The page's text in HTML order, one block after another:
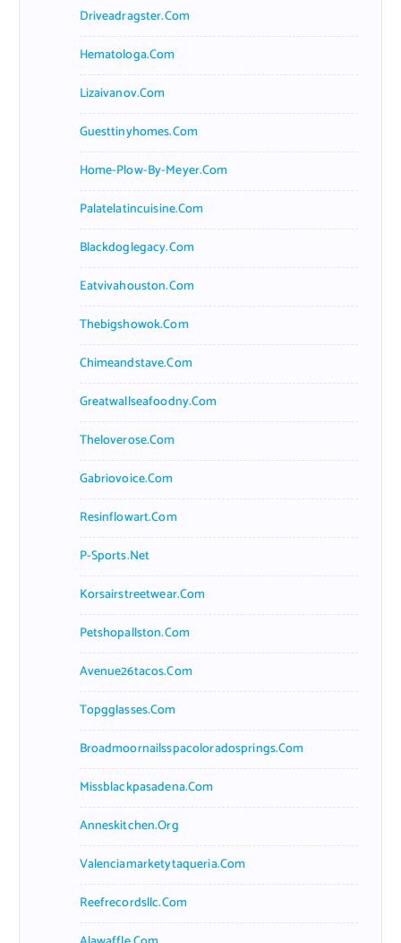
Driveadragster.com
Hematologa.com
Lizaivanov.com
Guesttinyhomes.com
Home-Plow-By-Meyer.com
Palatelatincuisine.com
Blackdoglegacy.com
Eatvivahouston.com
Thebigshowok.com
Chimeandstave.com
Greatwallseafoodny.com
Theloverose.com
Gabriovoice.com
Resinflowart.com
P-Sports.net
Korsairstreetwear.com
Petshopallston.com
Avenue26tacos.com
Topgglasses.com
Broadmoornailsspacoloradosprings.com
Missblackpasadena.com
Anneskitchen.org
Valenciamarketytaqueria.com
Reefrecordsllc.com